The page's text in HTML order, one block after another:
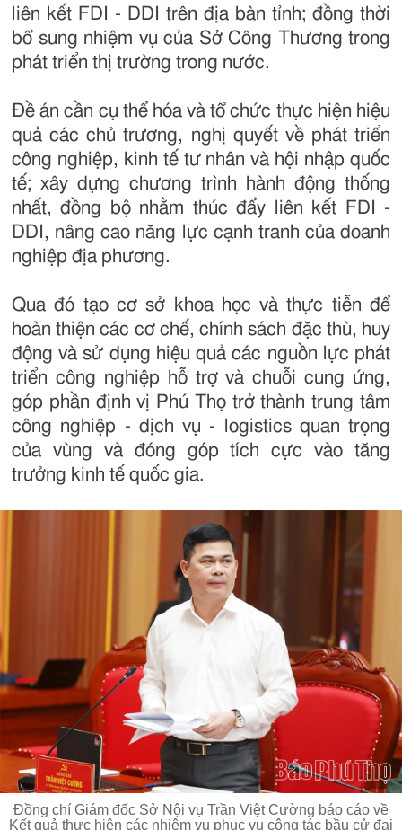
liên kết FDI - DDI trên địa bàn tỉnh; đồng thời
bổ sung nhiệm vụ của Sở Công Thương trong
phát triển thị trường trong nước.
Đề án cần cụ thể hóa và tổ chức thực hiện hiệu
quả các chủ trương, nghị quyết về phát triển
công nghiệp, kinh tế tư nhân và hội nhập quốc
tế; xây dựng chương trình hành động thống
nhất, đồng bộ nhằm thúc đẩy liên kết FDI -
DDI, nâng cao năng lực cạnh tranh của doanh
nghiệp địa phương.
Qua đó tạo cơ sở khoa học và thực tiễn để
hoàn thiện các cơ chế, chính sách đặc thù, huy
động và sử dụng hiệu quả các nguồn lực phát
triển công nghiệp hỗ trợ và chuỗi cung ứng,
góp phần định vị Phú Thọ trở thành trung tâm
công nghiệp - dịch vụ - logistics quan trọng
của vùng và đóng góp tích cực vào tăng
trưởng kinh tế quốc gia.
Đồng chí Giám đốc Sở Nội vụ Trần Việt Cường báo cáo về
Kết quả thực hiện các nhiệm vụ phục vụ công tác bầu cử đại